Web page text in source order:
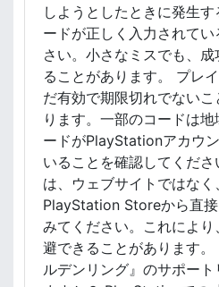
しようとしたときに発生
ードが正しく入力されて
さい。小さなミスでも、
ることがあります。 プレ
だ有効で期限切れでない
ります。一部のコードは
ードがPlayStationアカウ
いることを確認してくだ
は、ウェブサイトではな
PlayStation Storeから直
みてください。これによ
避できることがあります
ルデンリング』のサポー